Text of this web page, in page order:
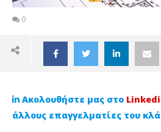
0
Ακολουθήστε μας στο
άλλους επαγγελματίες του